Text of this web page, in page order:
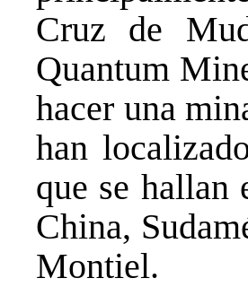
Cruz de
Quantum
hacer una
han
que se hallan
China,
Montiel.